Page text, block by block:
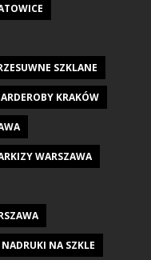
SZKLANE
KRAKÓW
WARSZAWA
NADRUKI NA SZKLE